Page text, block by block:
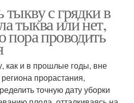
тыкву с грядки в
тыква или нет,
пора проводить
как и в прошлые годы, вне
прорастания,
точную дату уборки